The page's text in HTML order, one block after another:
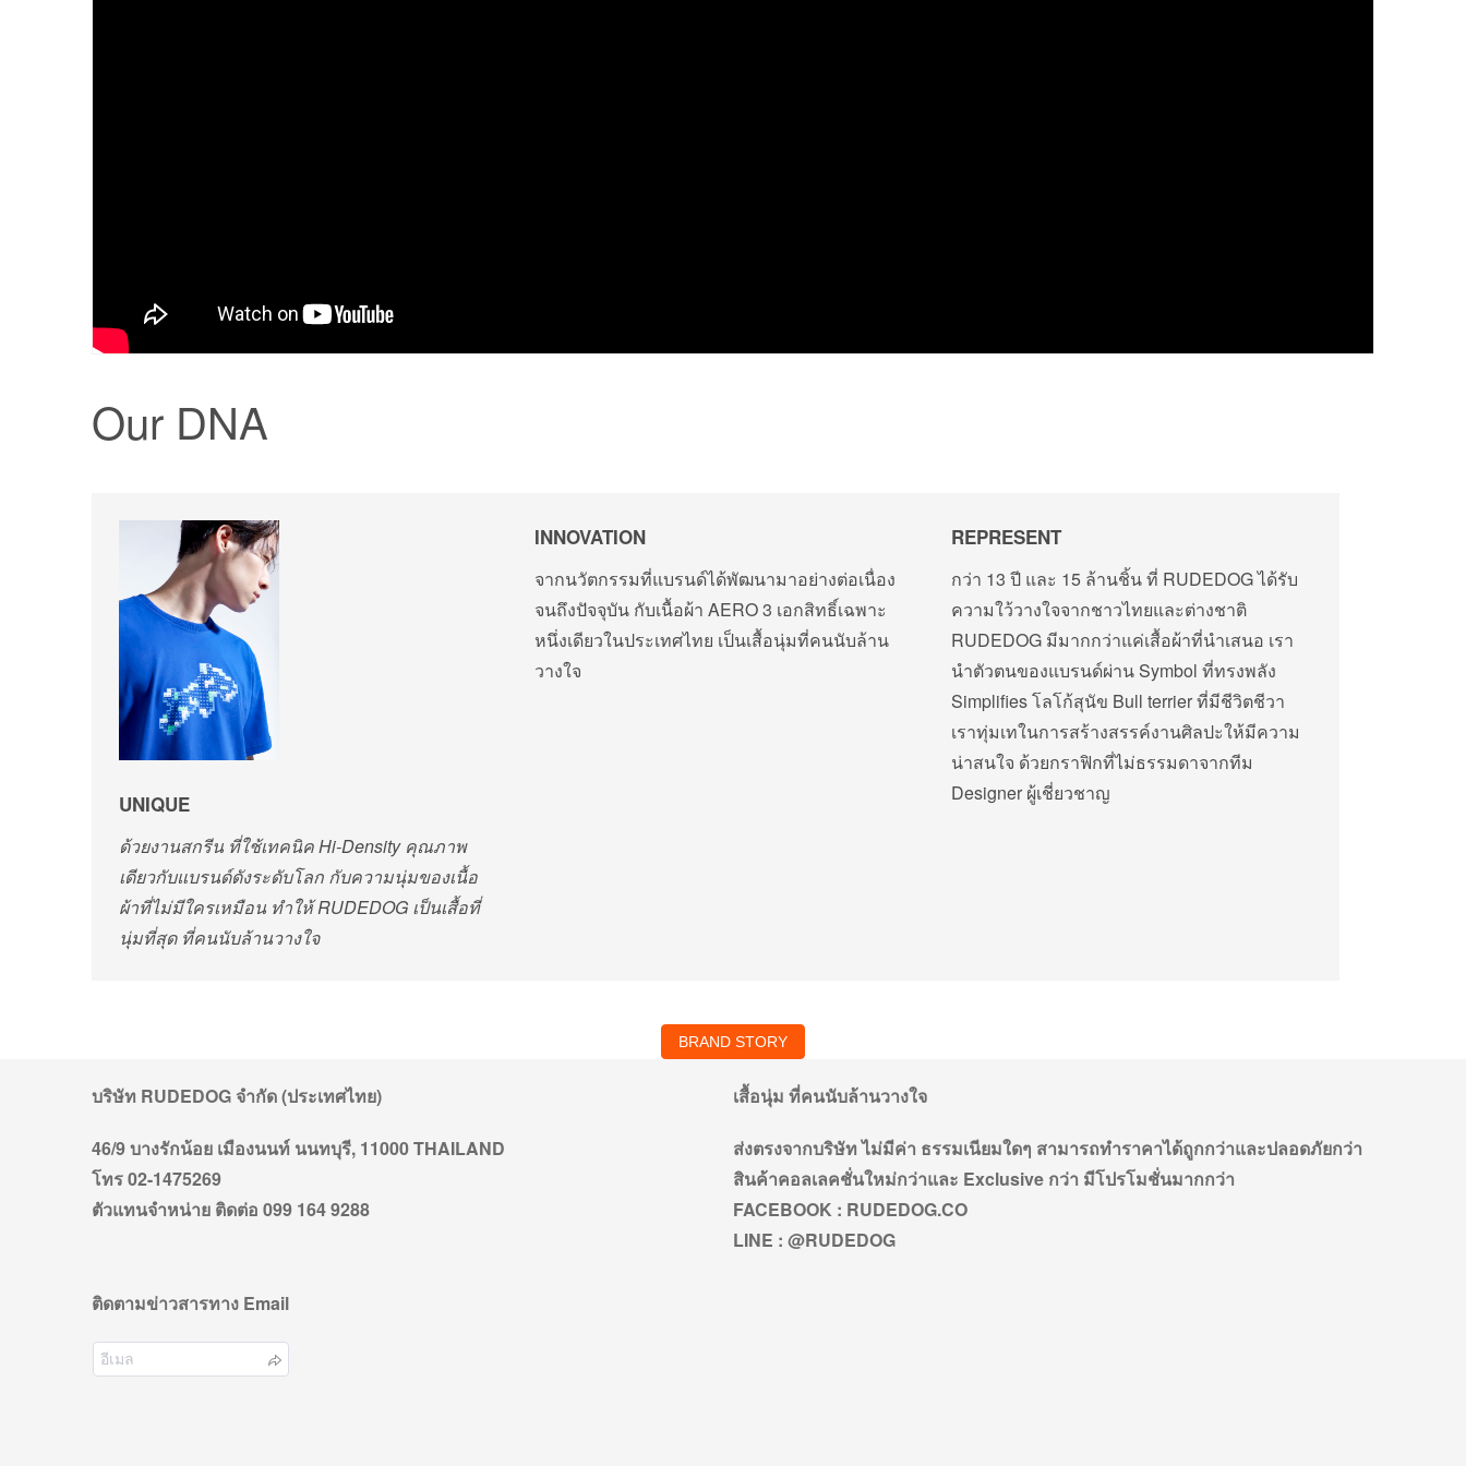
Our DNA
UNIQUE
ด้วยงานสกรีน ที่ใช้เทคนิค Hi-Density คุณภาพ
เดียวกับแบรนด์ดังระดับโลก กับความนุ่มของเนื้อ
ผ้าที่ไม่มีใครเหมือน ทำให้ RUDEDOG เป็นเสื้อที่
นุ่มที่สุด ที่คนนับล้านวางใจ
INNOVATION
จากนวัตกรรมที่แบรนด์ได้พัฒนามาอย่างต่อเนื่อง
จนถึงปัจจุบัน กับเนื้อผ้า AERO 3 เอกสิทธิ์เฉพาะ
หนึ่งเดียวในประเทศไทย เป็นเสื้อนุ่มที่คนนับล้าน
วางใจ
REPRESENT
กว่า 13 ปี และ 15 ล้านชิ้น ที่ RUDEDOG ได้รับ
ความใว้วางใจจากชาวไทยและต่างชาติ
RUDEDOG มีมากกว่าแค่เสื้อผ้าที่นำเสนอ เรา
นำตัวตนของแบรนด์ผ่าน Symbol ที่ทรงพลัง
Simplifies โลโก้สุนัข Bull terrier ที่มีชีวิตชีวา
เราทุ่มเทในการสร้างสรรค์งานศิลปะให้มีความ
น่าสนใจ ด้วยกราฟิกที่ไม่ธรรมดาจากทีม
Designer ผู้เชี่ยวชาญ
BRAND STORY
บริษัท RUDEDOG จำกัด (ประเทศไทย)
46/9 บางรักน้อย เมืองนนท์ นนทบุรี, 11000 THAILAND
โทร 02-1475269
ตัวแทนจำหน่าย ติดต่อ 099 164 9288
เสื้อนุ่ม ที่คนนับล้านวางใจ
ส่งตรงจากบริษัท ไม่มีค่า ธรรมเนียมใดๆ สามารถทำราคาได้ถูกกว่าและปลอดภัยกว่า
สินค้าคอลเลคชั่นใหม่กว่าและ Exclusive กว่า มีโปรโมชั่นมากกว่า
FACEBOOK : RUDEDOG.CO
LINE : @RUDEDOG
ติดตามข่าวสารทาง Email